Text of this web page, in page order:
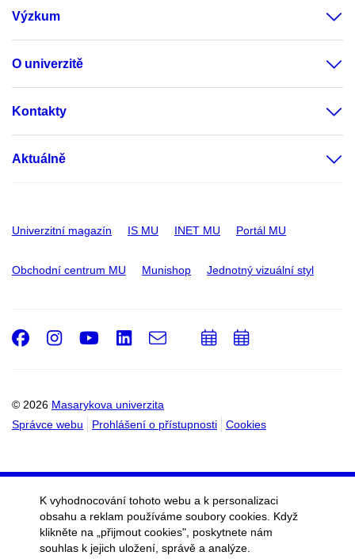
Výzkum
O univerzitě
Kontakty
Aktuálně
Univerzitní magazín IS MU INET MU Portál MU
Obchodní centrum MU Munishop Jednotný vizuální styl
© 2026 Masarykova univerzita
Správce webu
Prohlášení o přístupnosti Cookies
Facebook
Instagram
Youtube
LinkedIn
e-
PřidatPřidat
K vyhodnocování tohoto webu a k personalizaci
obsahu a reklam používáme soubory cookies. Když
klikněte na „přijmout cookies", poskytnete nám
souhlas k jejich uložení, správě a analýze.